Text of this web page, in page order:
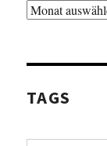
Archiv
TAGS